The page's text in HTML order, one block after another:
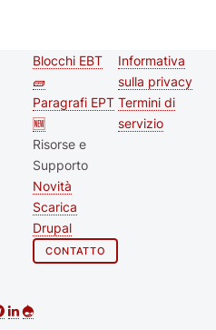
Second
footer
menu
Blocchi EBT
🧱
Paragrafi EPT
🆕
Risorse e
Supporto
Novità
Scarica
Drupal
CONTATTO
Footer
Informativa
sulla privacy
Termini di
servizio